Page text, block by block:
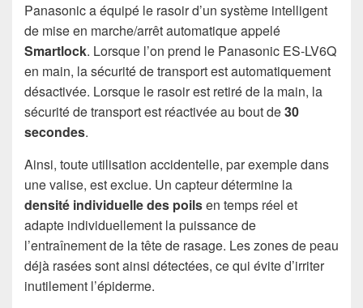
Panasonic a équipé le rasoir d’un système intelligent
de mise en marche/arrêt automatique appelé
Smartlock. Lorsque l’on prend le Panasonic ES-LV6Q
en main, la sécurité de transport est automatiquement
désactivée. Lorsque le rasoir est retiré de la main, la
sécurité de transport est réactivée au bout de30
secondes.
Ainsi, toute utilisation accidentelle, par exemple dans
une valise, est exclue. Un capteur détermine la
densité individuelle des poilsen temps réel et
adapte individuellement la puissance de
l’entraînement de la tête de rasage. Les zones de peau
déjà rasées sont ainsi détectées, ce qui évite d’irriter
inutilement l’épiderme.